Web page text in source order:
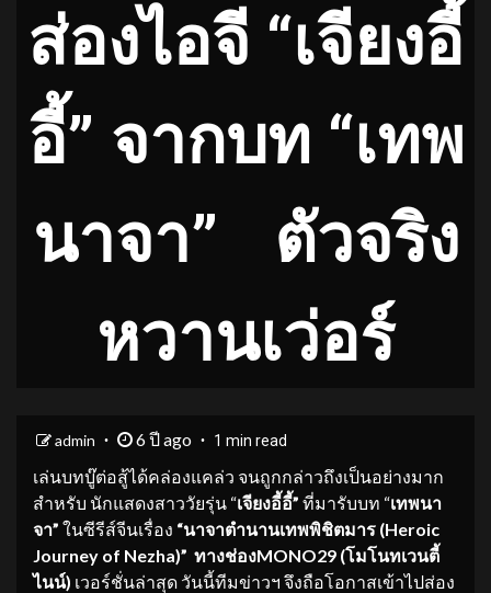
ส่องไอจี “เจียงอี้
อี้” จากบท “เทพ
นาจา” ตัวจริง
หวานเว่อร์
admin 6 ปี ago 1 min read
เล่นบทบู๊ต่อสู้ได้คล่องแคล่ว จนถูกกล่าวถึงเป็นอย่างมาก
สำหรับ นักแสดงสาววัยรุ่น “เจียงอี้อี้” ที่มารับบท “เทพนา
จา” ในซีรีส์จีนเรื่อง “นาจาตำนานเทพพิชิตมาร (Heroic
Journey of Nezha)” ทางช่องMONO29 (โมโนทเวนตี้
ไนน์) เวอร์ชั่นล่าสุด วันนี้ทีมข่าวฯ จึงถือโอกาสเข้าไปส่อง